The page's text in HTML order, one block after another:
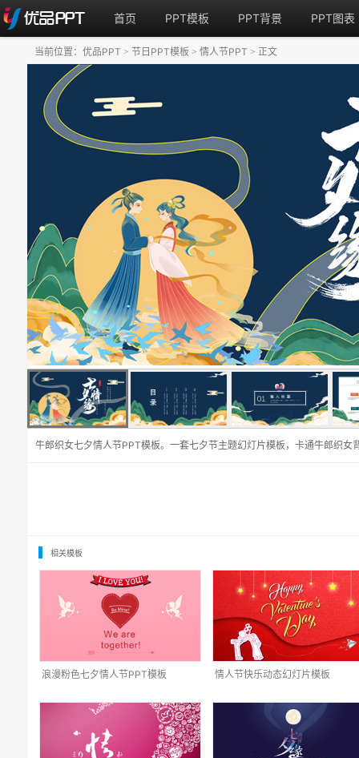
首页 PPT模板 PPT背景 PPT图表
牛郎织女七夕情人节PPT模板。一套七夕节主题幻灯片模板，卡通牛郎织女
当前位置： 优品PPT > 节日PPT模板 > 情人节PPT > 正文
相关模板
浪漫粉色七夕情人节PPT模板 情人节快乐动态幻灯片模板